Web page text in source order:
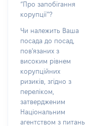
“Про запобігання
корупції”?
Чи належить Ваша
посада до посад,
пов'язаних з
високим рівнем
корупційних
ризиків, згідно з
переліком,
затвердженим
Національним
агентством з питань